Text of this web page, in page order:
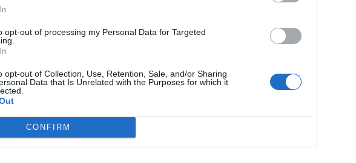
opt-out of processing my Personal Data for Targeted
opt-out of Collection, Use, Retention, Sale, and/or Sharing
Data that Is Unrelated with the Purposes for which it
CONFIRM
er for svage og forårsager lagproblemer.
indstillinger er forkerte, konfigureret forkert eller korrupt.
problemer i myldretiden.
forudsat fra ISP (hovedsageligt i landområder), får din internetforbindelse til være langsom.
skader hastigheden på din internetforbindelse.
Internetgateway problemer.